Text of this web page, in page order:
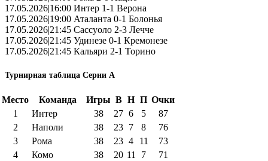
17.05.2026|16:00 Интер 1-1 Верона
17.05.2026|19:00 Аталанта 0-1 Болонья
17.05.2026|21:45 Сассуоло 2-3 Лечче
17.05.2026|21:45 Удинезе 0-1 Кремонезе
17.05.2026|21:45 Кальяри 2-1 Торино
Турнирная таблица Серии А
Место Команда Игры В Н П Очки
1
Интер 38 27 6 5
87
2
Наполи 38 23 7 8
76
3
Рома 38 23 4 11
73
4
Комо 38 20 11 7
71